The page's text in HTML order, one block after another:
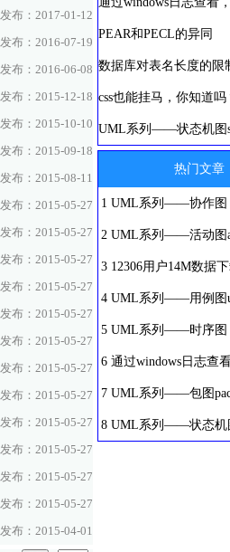
布：2017-01-12
布：2016-07-19
布：2016-06-08
布：2015-12-18
布：2015-10-10
布：2015-09-18
布：2015-08-11
布：2015-05-27
布：2015-05-27
布：2015-05-27
布：2015-05-27
布：2015-05-27
布：2015-05-27
布：2015-05-27
布：2015-05-27
布：2015-05-27
布：2015-05-27
布：2015-05-27
布：2015-05-27
布：2015-04-01
PEAR和PECL的异同
热门文章
1 UML系列——协作图（通信图）
2 UML系列——活动图
3 12306用户14M数据
4 UML系列——用例图
5 UML系列——时序图（顺序图）
6 通过windows日志查看，电脑
7 UML系列——包图
8 UML系列——状态机图